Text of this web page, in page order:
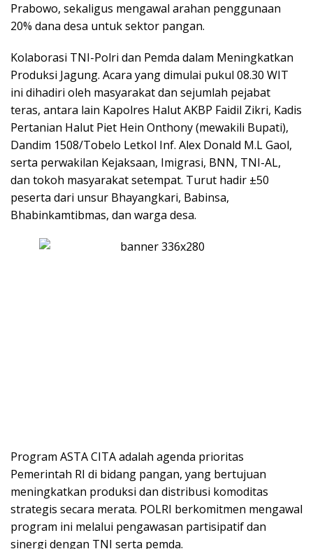
Prabowo, sekaligus mengawal arahan penggunaan
20% dana desa untuk sektor pangan.
Kolaborasi TNI-Polri dan Pemda dalam Meningkatkan
Produksi Jagung. Acara yang dimulai pukul 08.30 WIT
ini dihadiri oleh masyarakat dan sejumlah pejabat
teras, antara lain Kapolres Halut AKBP Faidil Zikri, Kadis
Pertanian Halut Piet Hein Onthony (mewakili Bupati),
Dandim 1508/Tobelo Letkol Inf. Alex Donald M.L Gaol,
serta perwakilan Kejaksaan, Imigrasi, BNN, TNI-AL,
dan tokoh masyarakat setempat. Turut hadir ±50
peserta dari unsur Bhayangkari, Babinsa,
Bhabinkamtibmas, dan warga desa.
Program ASTA CITA adalah agenda prioritas
Pemerintah RI di bidang pangan, yang bertujuan
meningkatkan produksi dan distribusi komoditas
strategis secara merata. POLRI berkomitmen mengawal
program ini melalui pengawasan partisipatif dan
sinergi dengan TNI serta pemda.